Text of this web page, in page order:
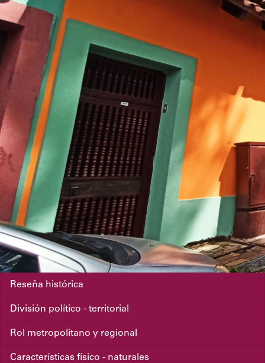
Reseña histórica
División político - territorial
Rol metropolitano y regional
Características físico - naturales